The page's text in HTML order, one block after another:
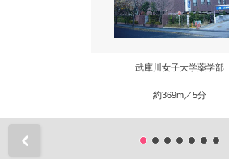
武庫川女子大学薬学部
約369m／5分